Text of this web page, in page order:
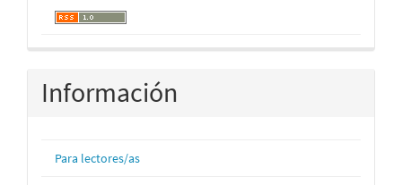
Información
Para lectores/as